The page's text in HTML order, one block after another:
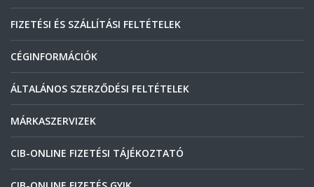
FIZETÉSI ÉS SZÁLLÍTÁSI FELTÉTELEK
CÉGINFORMÁCIÓK
ÁLTALÁNOS SZERZŐDÉSI FELTÉTELEK
MÁRKASZERVIZEK
CIB-ONLINE FIZETÉSI TÁJÉKOZTATÓ